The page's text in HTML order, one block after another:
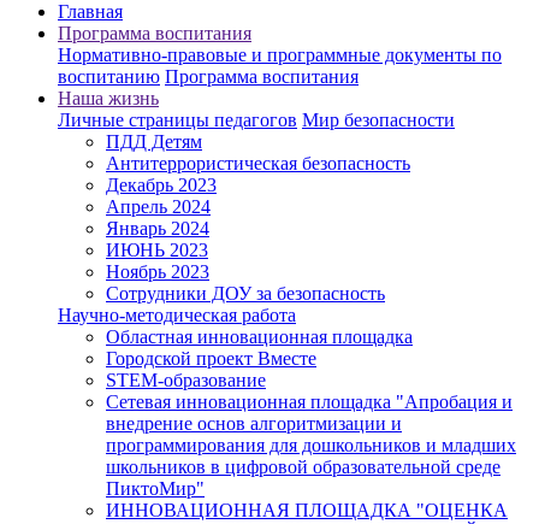
Главная
Программа воспитания
Нормативно-правовые и программные документы по
воспитанию Программа воспитания
Наша жизнь
Личные страницы педагогов Мир безопасности
ПДД Детям
Антитеррористическая безопасность
Декабрь 2023
Апрель 2024
Январь 2024
ИЮНЬ 2023
Ноябрь 2023
Сотрудники ДОУ за безопасность
Научно-методическая работа
Областная инновационная площадка
Городской проект Вместе
STEM-образование
Сетевая инновационная площадка "Апробация и
внедрение основ алгоритмизации и
программирования для дошкольников и младших
школьников в цифровой образовательной среде
ПиктоМир"
ИННОВАЦИОННАЯ ПЛОЩАДКА "ОЦЕНКА